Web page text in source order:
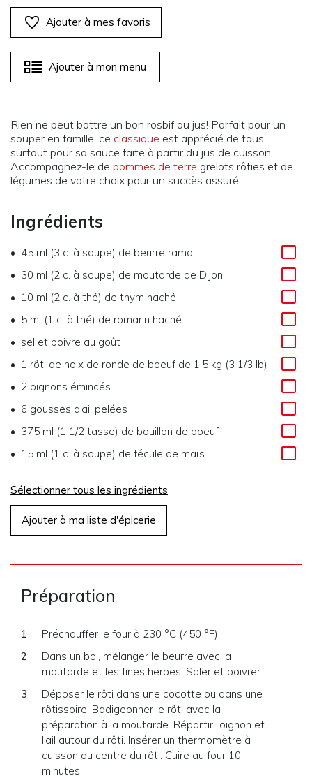
Ajouter à mes favoris
Ajouter à mon menu
Rien ne peut battre un bon rosbif au jus! Parfait pour un
souper en famille, ce classique est apprécié de tous,
surtout pour sa sauce faite à partir du jus de cuisson.
Accompagnez-le de pommes de terre grelots rôties et de
légumes de votre choix pour un succès assuré.
Ingrédients
45 ml (3 c. à soupe) de beurre ramolli
30 ml (2 c. à soupe) de moutarde de Dijon
10 ml (2 c. à thé) de thym haché
5 ml (1 c. à thé) de romarin haché
sel et poivre au goût
1 rôti de noix de ronde de boeuf de 1,5 kg (3 1/3 lb)
2 oignons émincés
6 gousses d’ail pelées
375 ml (1 1/2 tasse) de bouillon de boeuf
15 ml (1 c. à soupe) de fécule de maïs
Sélectionner tous les ingrédients
Ajouter à ma liste d'épicerie
Préparation
Préchauffer le four à 230 °C (450 °F).
Dans un bol, mélanger le beurre avec la
moutarde et les fines herbes. Saler et poivrer.
Déposer le rôti dans une cocotte ou dans une
rôtissoire. Badigeonner le rôti avec la
préparation à la moutarde. Répartir l’oignon et
l’ail autour du rôti. Insérer un thermomètre à
cuisson au centre du rôti. Cuire au four 10
minutes.